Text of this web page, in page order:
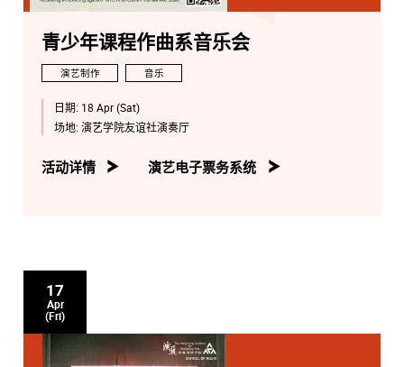
青少年课程作曲系音乐会
演艺制作 音乐
日期: 18 Apr (Sat)
场地: 演艺学院友谊社演奏厅
活动详情 演艺电子票务系统
17
Apr
(Fri)